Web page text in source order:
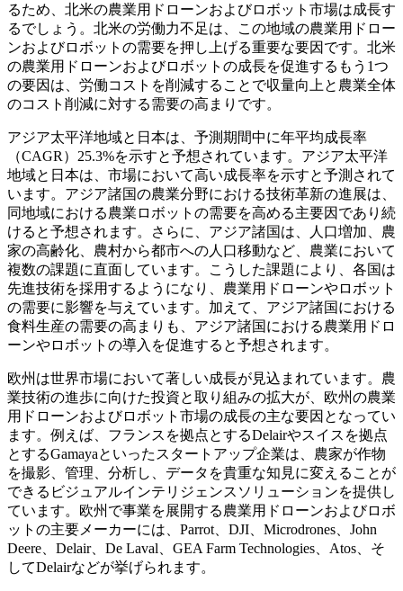
るため、北米の農業用ドローンおよびロボット市場は成長す
るでしょう。北米の労働力不足は、この地域の農業用ドロー
ンおよびロボットの需要を押し上げる重要な要因です。北米
の農業用ドローンおよびロボットの成長を促進するもう1つ
の要因は、労働コストを削減することで収量向上と農業全体
のコスト削減に対する需要の高まりです。
アジア太平洋地域と日本は、予測期間中に年平均成長率
（CAGR）25.3%を示すと予想されています。アジア太平洋
地域と日本は、市場において高い成長率を示すと予測されて
います。アジア諸国の農業分野における技術革新の進展は、
同地域における農業ロボットの需要を高める主要因であり続
けると予想されます。さらに、アジア諸国は、人口増加、農
家の高齢化、農村から都市への人口移動など、農業において
複数の課題に直面しています。こうした課題により、各国は
先進技術を採用するようになり、農業用ドローンやロボット
の需要に影響を与えています。加えて、アジア諸国における
食料生産の需要の高まりも、アジア諸国における農業用ドロ
ーンやロボットの導入を促進すると予想されます。
欧州は世界市場において著しい成長が見込まれています。農
業技術の進歩に向けた投資と取り組みの拡大が、欧州の農業
用ドローンおよびロボット市場の成長の主な要因となってい
ます。例えば、フランスを拠点とするDelairやスイスを拠点
とするGamayaといったスタートアップ企業は、農家が作物
を撮影、管理、分析し、データを貴重な知見に変えることが
できるビジュアルインテリジェンスソリューションを提供し
ています。欧州で事業を展開する農業用ドローンおよびロボ
ットの主要メーカーには、Parrot、DJI、Microdrones、John
Deere、Delair、De Laval、GEA Farm Technologies、Atos、そ
してDelairなどが挙げられます。